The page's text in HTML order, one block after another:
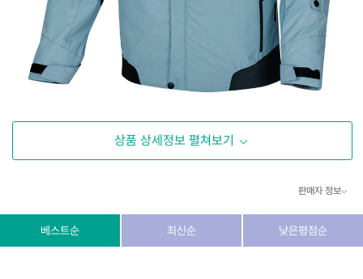
상품 상세정보 펼쳐보기
판매자 정보
상호/대표자 (주) 동이커머스
베스트순 최신순 낮은평점순